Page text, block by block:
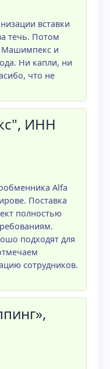
вставки
течь. Потом
Машимпекс и
Ни капли, ни
что не
ИНН
Alfa
Поставка
полностью
подходят для
сотрудников.